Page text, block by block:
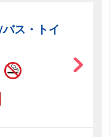
ス・トイ